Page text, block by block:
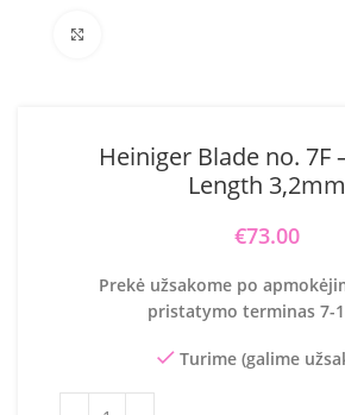
Heiniger Blade no. 7F
Length 3,2mm
€73.00
Prekė užsakome po
pristatymo terminas 7-
Turime (galime